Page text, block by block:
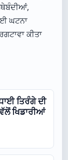
ਘਟਨਾ
ਕੀਤਾ
ਤਿਰੰਗੇ ਦੀ
ਖਿਡਾਰੀਆਂ